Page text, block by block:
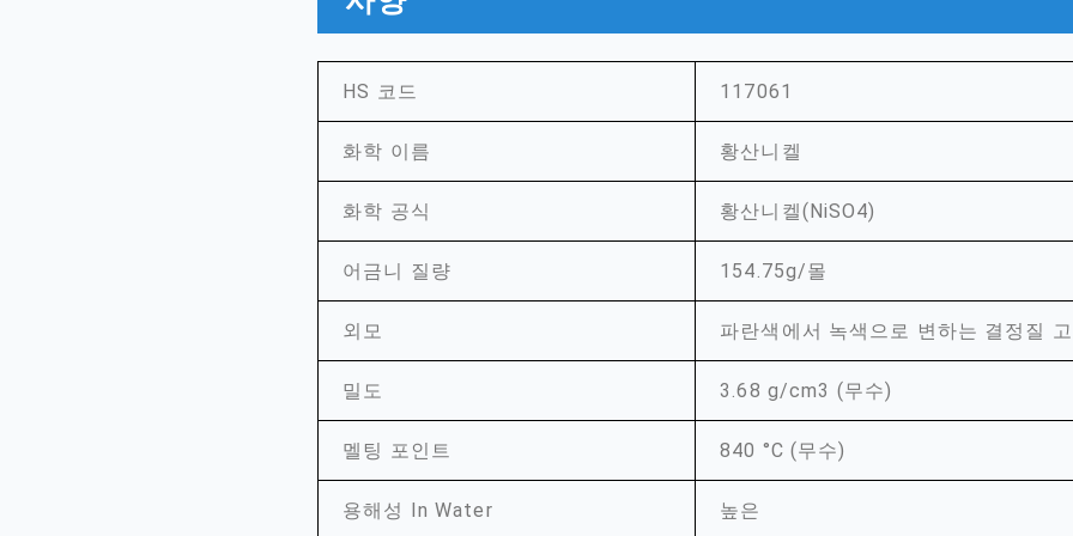
HS 코드 117061
화학 이름 황산니켈
화학 공식 황산니켈(NiSO4)
어금니 질량 154.75g/몰
외모 파란색에서 녹색으로 변하는 결정질
밀도 3.68 g/cm3 (무수)
멜팅 포인트 840 °C (무수)
용해성 In Water 높은